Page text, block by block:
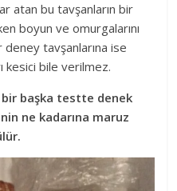
atan bu tavşanların bir
boyun ve omurgalarını
tavşanlarına ise
kesici bile verilmez.
bir başka testte denek
ne kadarına maruz